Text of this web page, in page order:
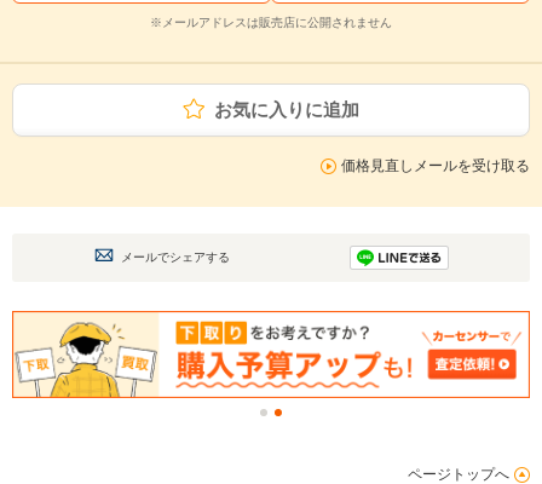
※メールアドレスは販売店に公開されません
お気に入りに追加
価格見直しメールを受け取る
メールでシェアする
ページトップへ